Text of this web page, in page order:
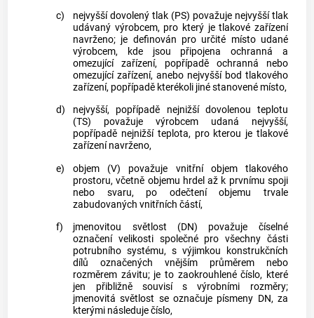
c)
nejvyšší dovolený tlak (PS) považuje nejvyšší tlak
udávaný výrobcem, pro který je tlakové zařízení
navrženo; je definován pro určité místo udané
výrobcem, kde jsou připojena ochranná a
omezující zařízení, popřípadě ochranná nebo
omezující zařízení, anebo nejvyšší bod tlakového
zařízení, popřípadě kterékoli jiné stanovené místo,
d)
nejvyšší, popřípadě nejnižší dovolenou teplotu
(TS) považujevýrobcem udaná nejvyšší,
popřípadě nejnižší teplota, pro kterou je tlakové
zařízení navrženo,
e)
objem (V) považuje vnitřní objem tlakového
prostoru, včetně objemu hrdel až k prvnímu spoji
nebo svaru, po odečtení objemu trvale
zabudovaných vnitřních částí,
f)
jmenovitou světlost (DN) považuje číselné
označení velikosti společné pro všechny části
potrubního systému, s výjimkou konstrukčních
dílů označených vnějším průměrem nebo
rozměrem závitu; je to zaokrouhlené číslo, které
jen přibližně souvisí s výrobními rozměry;
jmenovitá světlost se označuje písmeny DN, za
kterými následuje číslo,